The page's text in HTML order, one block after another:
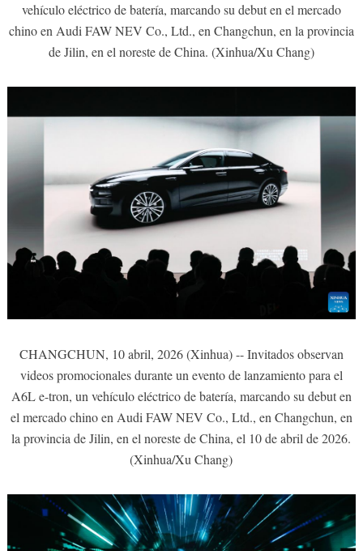
vehículo eléctrico de batería, marcando su debut en el mercado
chino en Audi FAW NEV Co., Ltd., en Changchun, en la provincia
de Jilin, en el noreste de China. (Xinhua/Xu Chang)
CHANGCHUN, 10 abril, 2026 (Xinhua) -- Invitados observan
videos promocionales durante un evento de lanzamiento para el
A6L e-tron, un vehículo eléctrico de batería, marcando su debut en
el mercado chino en Audi FAW NEV Co., Ltd., en Changchun, en
la provincia de Jilin, en el noreste de China, el 10 de abril de 2026.
(Xinhua/Xu Chang)